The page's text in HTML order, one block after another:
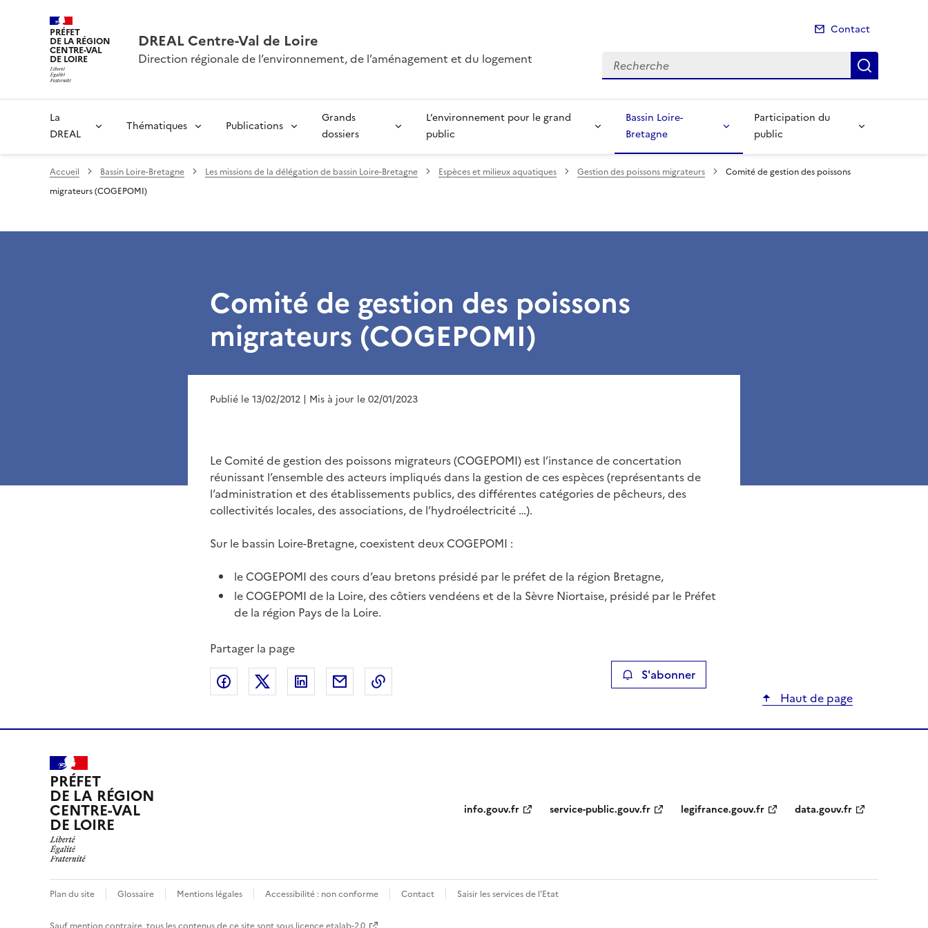
PRÉFET
DE LA RÉGION
CENTRE-VAL
DE LOIRE
DREAL Centre-Val de Loire
Direction régionale de l’environnement, de l’aménagement et du logement
Contact
Recherche
La
DREAL
Thématiques Publications
Grands
dossiers
L’environnement pour le grand
public
Bassin Loire-
Bretagne
Participation du
public
Accueil Bassin Loire-Bretagne Les missions de la délégation de bassin Loire-Bretagne Espèces et milieux aquatiques Gestion des poissons migrateurs
Comité de gestion des poissons
migrateurs (COGEPOMI)
Comité de gestion des poissons
migrateurs (COGEPOMI)
Publié le 13/02/2012 | Mis à jour le 02/01/2023
Le Comité de gestion des poissons migrateurs (COGEPOMI) est l’instance de concertation
réunissant l’ensemble des acteurs impliqués dans la gestion de ces espèces (représentants de
l’administration et des établissements publics, des différentes catégories de pêcheurs, des
collectivités locales, des associations, de l’hydroélectricité …).
Sur le bassin Loire-Bretagne, coexistent deux COGEPOMI :
le COGEPOMI des cours d’eau bretons présidé par le préfet de la région Bretagne,
le COGEPOMI de la Loire, des côtiers vendéens et de la Sèvre Niortaise, présidé par le Préfet
de la région Pays de la Loire.
Partager la page
Partager sur Facebook
Partager sur XPartager sur LinkedIn
Partager par emailCopier le lien de la page dans le presse-papier S'abonner
Haut de page
PRÉFET
DE LA RÉGION
CENTRE-VAL
DE LOIRE
info.gouv.fr service-public.gouv.fr legifrance.gouv.fr data.gouv.fr
Plan du site Glossaire Mentions légales Accessibilité : non conforme Contact Saisir les services de l’Etat